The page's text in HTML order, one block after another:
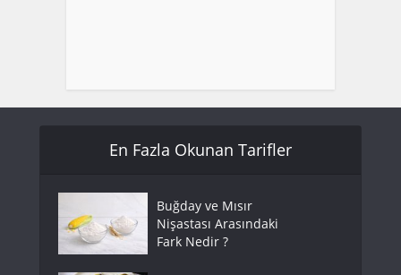
En Fazla Okunan Tarifler
Buğday ve Mısır
Nişastası Arasındaki
Fark Nedir ?